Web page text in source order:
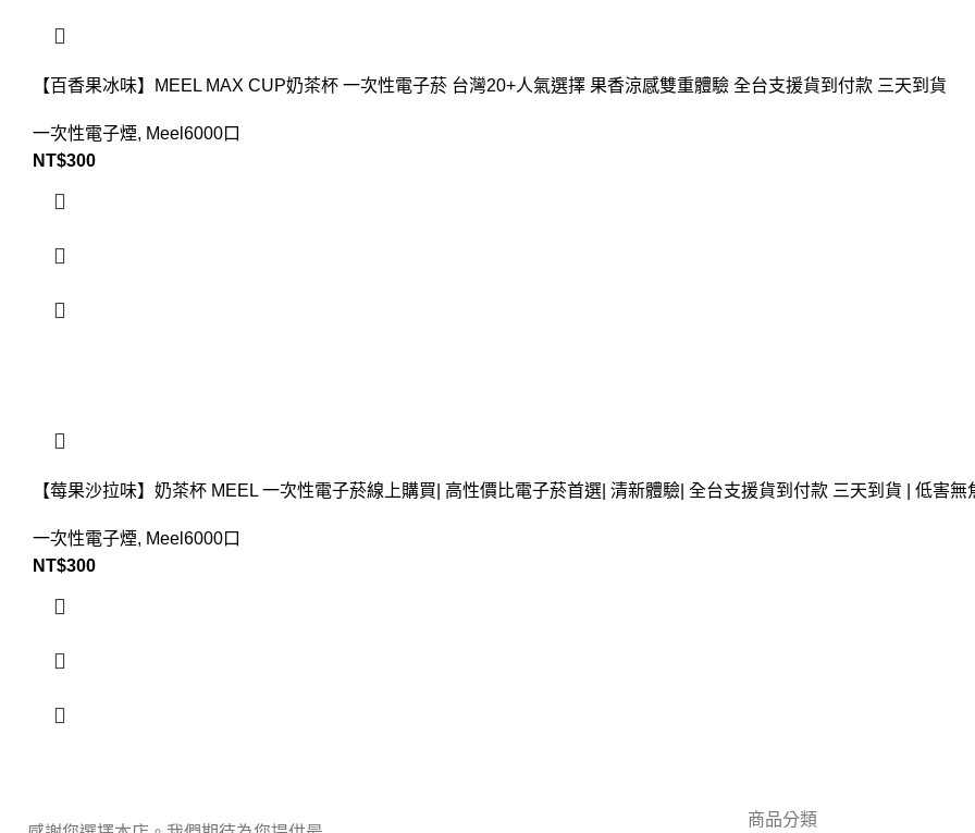
【百香果冰味】MEEL MAX CUP奶茶杯 一次性電子菸 台灣20+人氣選擇 果香涼感雙重體驗 全台支援貨到付款 三天到貨
一次性電子煙, Meel6000口
NT$300
【莓果沙拉味】奶茶杯 MEEL 一次性電子菸線上購買| 高性價比電子菸首選| 清新體驗| 全台支援貨到付款 三天到貨 | 低害無
一次性電子煙, Meel6000口
NT$300
商品分類